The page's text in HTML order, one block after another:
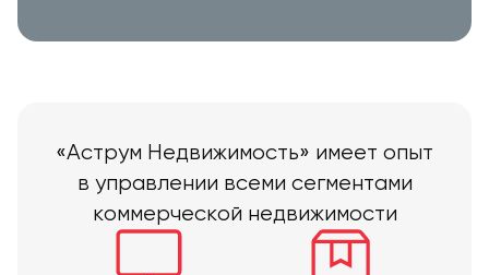
«Аструм Недвижимость» имеет опыт
в управлении всеми сегментами
коммерческой недвижимости